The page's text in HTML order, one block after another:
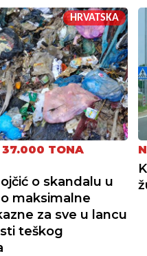
HRVATSKA
37.000 TONA
o skandalu u
maksimalne
za sve u lancu
teškog